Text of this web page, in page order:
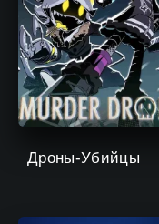
Дроны-Убийцы